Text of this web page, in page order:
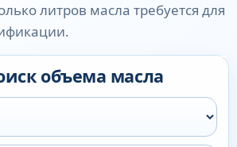
литров масла требуется для
объема масла